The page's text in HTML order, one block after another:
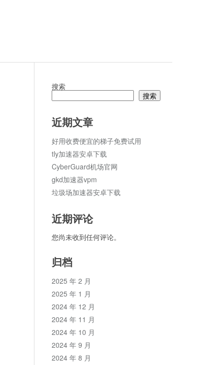
搜索
搜索
近期文章
好用收费便宜的梯子免费试用
tly加速器安卓下载
CyberGuard机场官网
gkd加速器vpm
垃圾场加速器安卓下载
近期评论
您尚未收到任何评论。
归档
2025 年 2 月
2025 年 1 月
2024 年 12 月
2024 年 11 月
2024 年 10 月
2024 年 9 月
2024 年 8 月